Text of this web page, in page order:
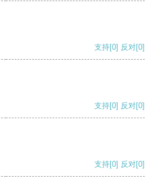
支持[0] 反对[0]
支持[0] 反对[0]
支持[0] 反对[0]